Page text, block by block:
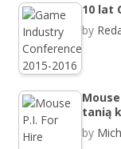
10 lat
by
tanią
by